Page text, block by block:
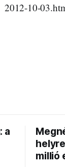
2012-10-
a
millió